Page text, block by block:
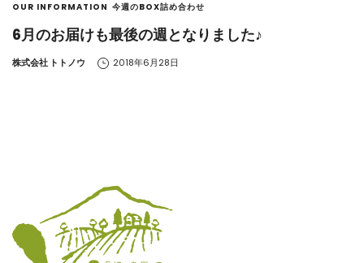
OUR INFORMATION 今週のBOX詰め合わせ
6月のお届けも最後の週となりました♪
by
株式会社 トトノウ 2018年6月28日